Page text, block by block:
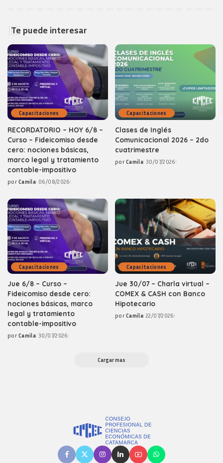
Te puede interesar
Capacitaciones
RECORDATORIO – HOY 6/8 –
Curso – Fideicomiso desde
cero: nociones básicas,
marco legal y tratamiento
contable-impositivo
Posted
por Camila 06/08/2026
Capacitaciones
Clases de Inglés
Comunicacional 2026 – 2do
cuatrimestre
Posted
por Camila 30/07/2026
Capacitaciones
Jue 6/8 – Curso –
Fideicomiso desde cero:
nociones básicas, marco
legal y tratamiento
contable-impositivo
Posted
por Camila 30/07/2026
Capacitaciones
Jue 30/07 – Charla virtual –
COMEX & CASH con Banco
Hipotecario
Posted
por Camila 22/07/2026
Cargar mas